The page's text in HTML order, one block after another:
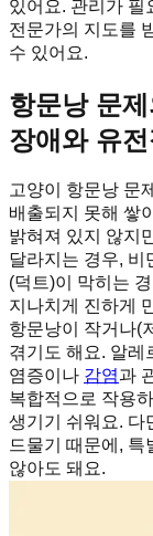
있어요. 관리가 필
전문가의 지도를
수 있어요.
항문낭 문
장애와 유
고양이 항문낭 문
배출되지 못해 쌓
밝혀져 있지 않지
달라지는 경우, 비
(덕트)이 막히는
지나치게 진하게
항문낭이 작거나(
겪기도 해요. 알레
염증이나 감염과
복합적으로 작용
생기기 쉬워요. 다
드물기 때문에, 특
않아도 돼요.